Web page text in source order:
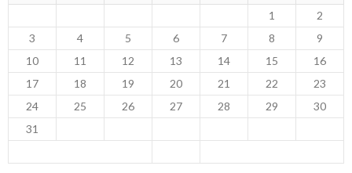
1
2
3
4 5 6 7 8
9
10
11 12 13 14 15
16
17
18 19 20 21 22
23
24
25 26 27 28 29
30
31